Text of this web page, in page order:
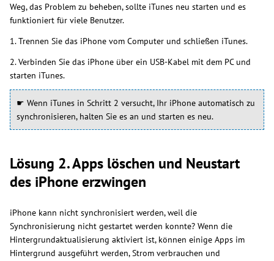
Weg, das Problem zu beheben, sollte iTunes neu starten und es
funktioniert für viele Benutzer.
1. Trennen Sie das iPhone vom Computer und schließen iTunes.
2. Verbinden Sie das iPhone über ein USB-Kabel mit dem PC und
starten iTunes.
☛ Wenn iTunes in Schritt 2 versucht, Ihr iPhone automatisch zu
synchronisieren, halten Sie es an und starten es neu.
Lösung 2. Apps löschen und Neustart
des iPhone erzwingen
iPhone kann nicht synchronisiert werden, weil die
Synchronisierung nicht gestartet werden konnte? Wenn die
Hintergrundaktualisierung aktiviert ist, können einige Apps im
Hintergrund ausgeführt werden, Strom verbrauchen und